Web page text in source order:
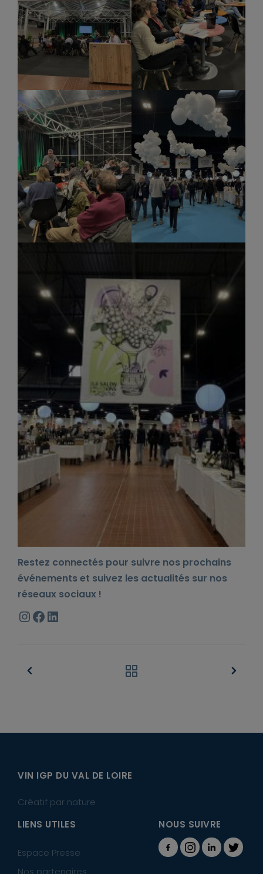
Restez connectés pour suivre nos prochains
événements et suivez les actualités sur nos
réseaux sociaux !
Instagram
Facebook
LinkedIn
VIN IGP DU VAL DE LOIRE
Créatif par nature
LIENS UTILES
Espace Presse
Nos partenaires
NOUS SUIVRE